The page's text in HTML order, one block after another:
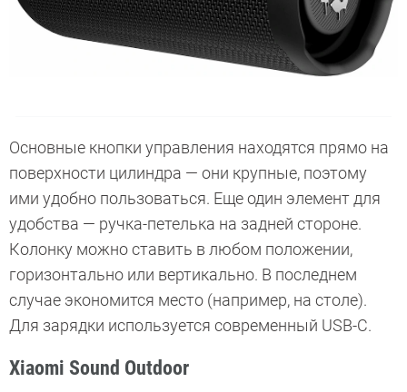
Основные кнопки управления находятся прямо на
поверхности цилиндра — они крупные, поэтому
ими удобно пользоваться. Еще один элемент для
удобства — ручка-петелька на задней стороне.
Колонку можно ставить в любом положении,
горизонтально или вертикально. В последнем
случае экономится место (например, на столе).
Для зарядки используется современный USB-C.
Xiaomi Sound Outdoor